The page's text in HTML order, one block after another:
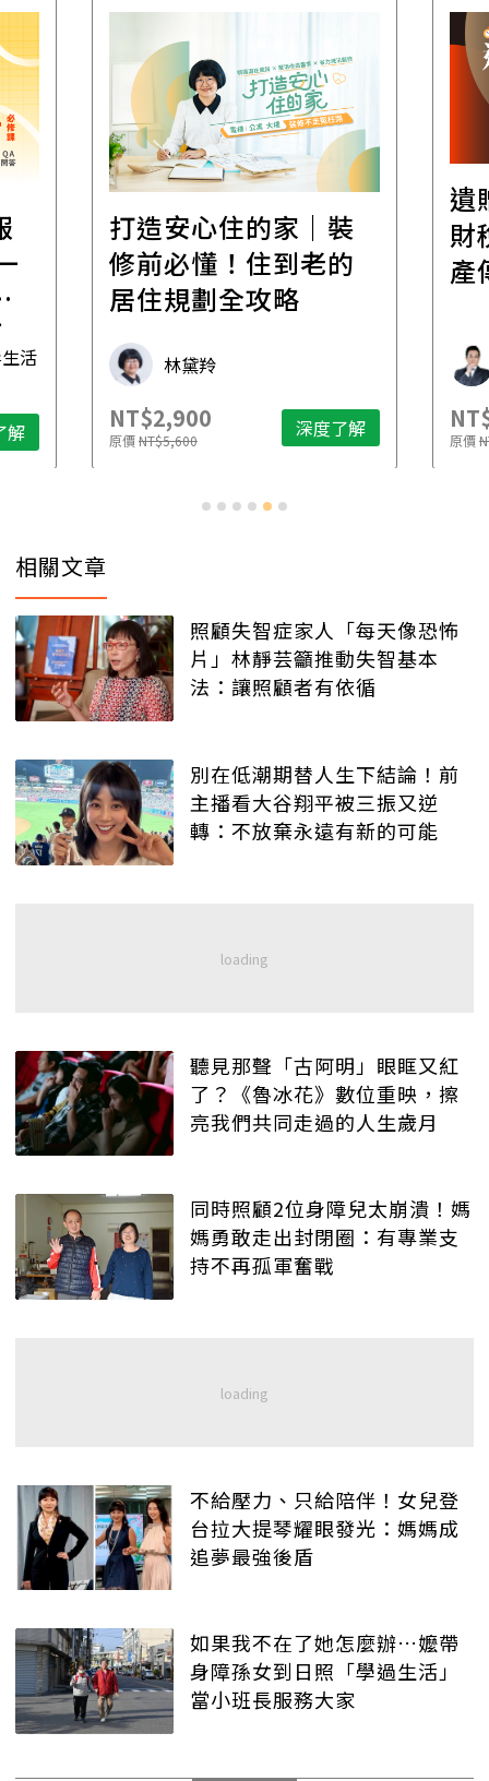
活
解
打造安心住的家｜裝
修前必懂！住到老的
居住規劃全攻略
林黛羚
NT$2,900
原價NT$5,600 深度了解
遺
財
產
原價
相關文章
照顧失智症家人「每天像恐怖
片」林靜芸籲推動失智基本
法：讓照顧者有依循
別在低潮期替人生下結論！前
主播看大谷翔平被三振又逆
轉：不放棄永遠有新的可能
聽見那聲「古阿明」眼眶又紅
了？《魯冰花》數位重映，擦
亮我們共同走過的人生歲月
同時照顧2位身障兒太崩潰！媽
媽勇敢走出封閉圈：有專業支
持不再孤軍奮戰
不給壓力、只給陪伴！女兒登
台拉大提琴耀眼發光：媽媽成
追夢最強後盾
如果我不在了她怎麼辦…嬤帶
身障孫女到日照「學過生活」
當小班長服務大家